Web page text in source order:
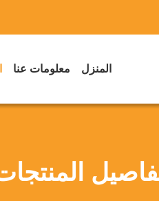
المنزل معلومات عنا